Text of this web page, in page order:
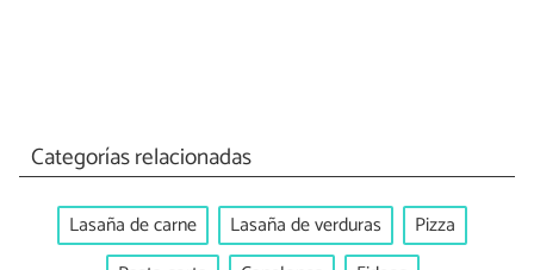
Categorías relacionadas
Lasaña de carne Lasaña de verduras
Pizza